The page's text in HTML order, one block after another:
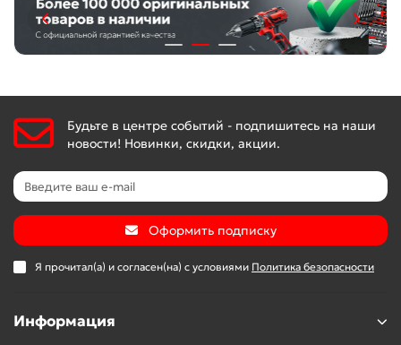
Будьте в центре событий - подпишитесь на наши
новости! Новинки, скидки, акции.
Оформить подписку
Я прочитал(а) и согласен(на) с условиями Политика безопасности
Информация